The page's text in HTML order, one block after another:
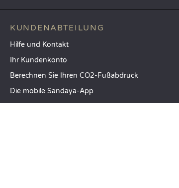
KUNDENABTEILUNG
Hilfe und Kontakt
Ihr Kundenkonto
Berechnen Sie Ihren CO2-Fußabdruck
Die mobile Sandaya-App